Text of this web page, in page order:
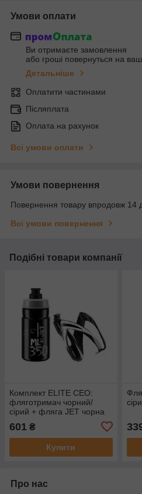
Умови оплати
Ви отримаєте замовлення
або гроші повернуться на
Детальніше
Оплатити частинами
Післяплата
Оплата на рахунок
Всі умови оплати
Умови повернення
Повернення товару впродовж 14
Всі умови повернення
Подібні товари компанії
Комплект ELITE CEO:
фляготримач чорний/
сірий + фляга JET чорна
601 ₴
Купити
Про нас